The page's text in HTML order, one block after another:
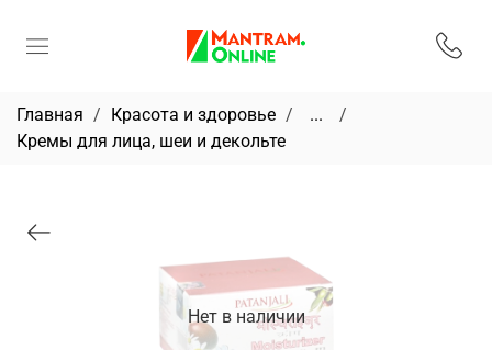
Главная Красота и здоровье
...
Кремы для лица, шеи и декольте
Нет в наличии